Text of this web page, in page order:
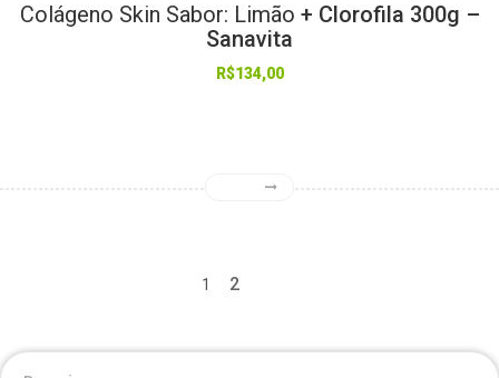
Colágeno Skin Sabor: Limão + Clorofila 300g –
Sanavita
R$134,00
1 2